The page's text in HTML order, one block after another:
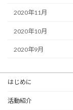
2020年11月
2020年10月
2020年9月
はじめに
活動紹介